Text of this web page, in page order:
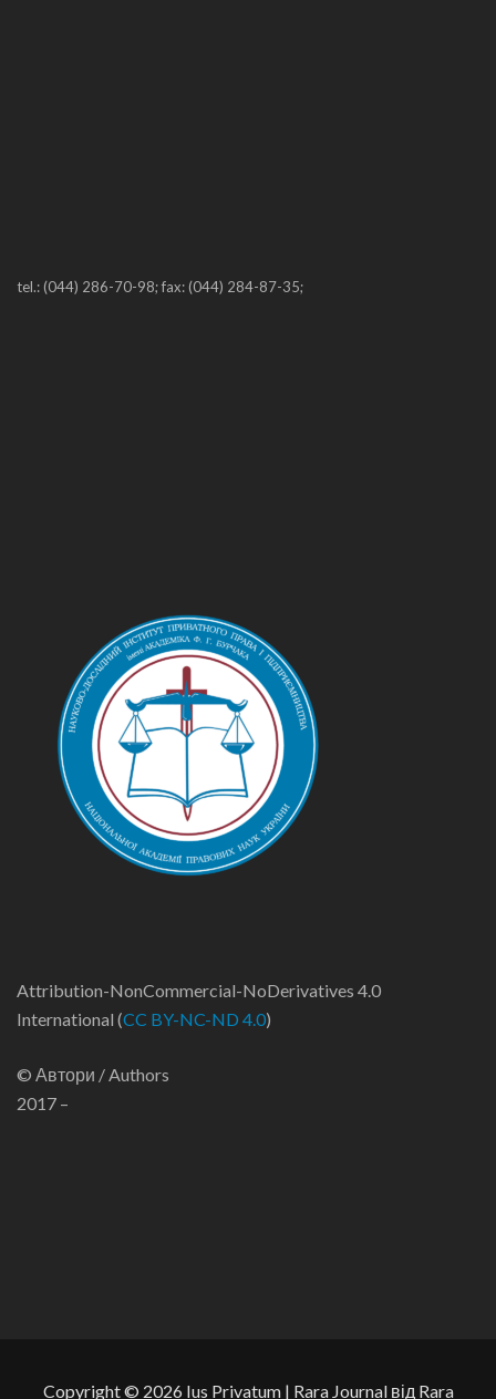
tel.: (044) 286-70-98; fax: (044) 284-87-35;
Attribution-NonCommercial-NoDerivatives 4.0
International (CC BY-NC-ND 4.0)
© Автори / Authors
2017 –
Copyright © 2026 Ius Privatum| Rara Journal від Rara